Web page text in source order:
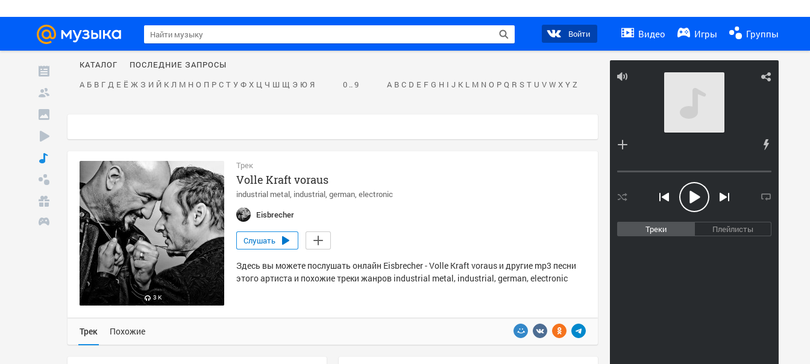
Войти Видео Игры Группы
Треки Плейлисты
КАТАЛОГ
ПОСЛЕДНИЕ ЗАПРОСЫ
А Б В Г Д Е Ё Ж З И Й К Л М Н О П Р С Т У Ф Х Ц Ч Ш Щ Э Ю Я 0 .. 9 A B C D E F G H I J K L M N O P Q R S T U V W X Y Z
3 K
Трек
Volle Kraft voraus
industrial metal industrial german electronic
Eisbrecher
Слушать
Здесь вы можете послушать онлайн Eisbrecher - Volle Kraft voraus и другие mp3 песни
этого артиста и похожие треки жанров industrial metal, industrial, german, electronic
Трек Похожие